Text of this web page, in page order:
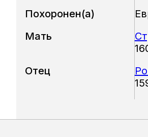
Похоронен(a)
Мать
Отец